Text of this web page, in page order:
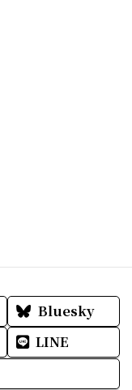
Bluesky
LINE